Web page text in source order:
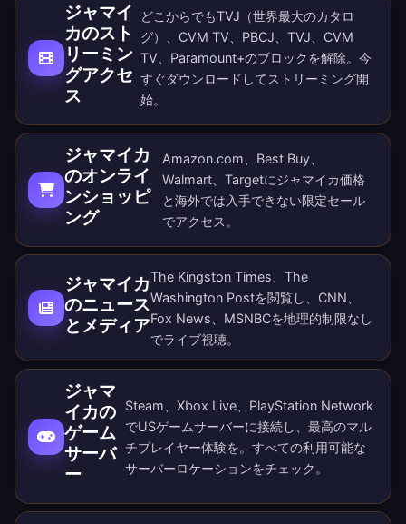
ジャマイ
カのスト
リーミン
グアクセ
ス
どこからでもTVJ（世界最大のカタロ
グ）、CVM TV、PBCJ、TVJ、CVM
TV、Paramount+のブロックを解除。 今
すぐダウンロード してストリーミング開
始。
ジャマイカ
のオンライ
ンショッピ
ング
Amazon.com、Best Buy、
Walmart、Targetにジャマイカ価格
と海外では入手できない限定セール
でアクセス。
ジャマイカ
のニュース
とメディア
The Kingston Times、The
Washington Postを閲覧し、CNN、
Fox News、MSNBCを地理的制限なし
でライブ視聴。
ジャマ
イカの
ゲーム
サーバ
ー
Steam、Xbox Live、PlayStation Network
でUSゲームサーバーに接続し、最高のマル
チプレイヤー体験を。すべての利用可能な
サーバーロケーションをチェック。